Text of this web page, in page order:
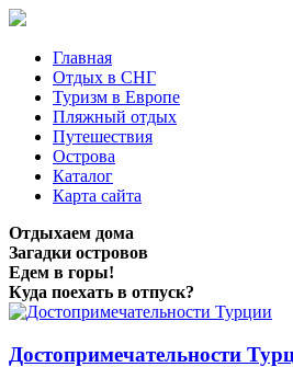
Главная
Отдых в СНГ
Туризм в Европе
Пляжный отдых
Путешествия
Острова
Каталог
Карта сайта
Отдыхаем дома
Загадки островов
Едем в горы!
Куда поехать в отпуск?
Достопримечательности